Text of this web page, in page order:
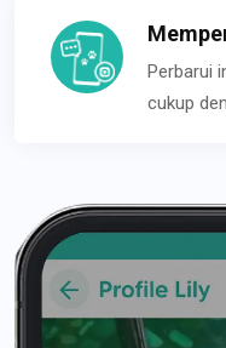
Perbarui
cukup